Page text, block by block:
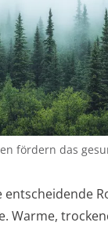
fördern das
entscheidende
Warme,